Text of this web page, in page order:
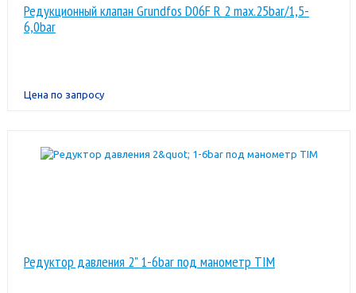
Редукционный клапан Grundfos D06F R 2 max.25bar/1,5-
6,0bar
Цена по запросу
Редуктор давления 2" 1-6bar под манометр TIM